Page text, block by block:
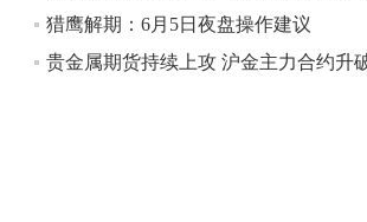
【研报精选】国内期货机构对8月5日的原
油期货走势预测
猎鹰解期：6月5日夜盘操作建议